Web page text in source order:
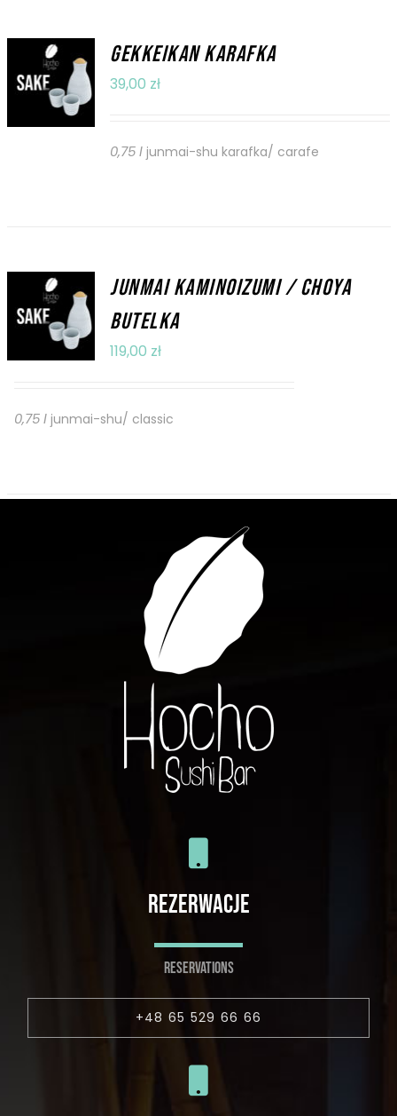
DODAJ DO
KOSZYKA
/
SZCZEGÓŁY
GEKKEIKAN KARAFKA
39,00 zł
0,75 l junmai-shu karafka/ carafe
DODAJ DO
KOSZYKA
/
SZCZEGÓŁY
JUNMAI KAMINOIZUMI / CHOYA
BUTELKA
119,00 zł
0,75 l junmai-shu/ classic
REZERWACJE
RESERVATIONS
+48 65 529 66 66